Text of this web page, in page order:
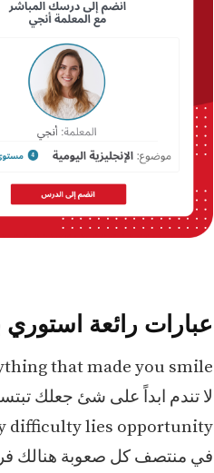
عبارات رائعة استوري
that made you smile
لا تندم ابداً على شئ جعلك
difficulty lies opportunity
في منتصف كل صعوبة هنالك